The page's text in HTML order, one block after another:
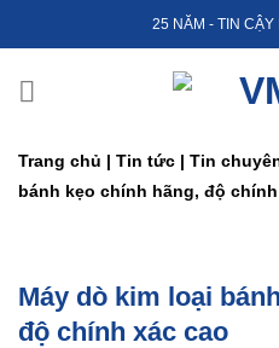
to
25 NĂM - TIN CẬY
Trang chủ | Tin tức | Tin
bánh kẹo chính hãng, độ
Máy dò kim loại
độ chính xác cao